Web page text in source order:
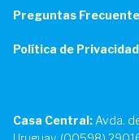
Preguntas
Política de Privacidad
Casa Central: Avda.